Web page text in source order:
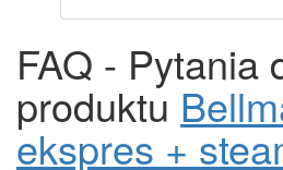
FAQ - Pytania
produktu
ekspres +